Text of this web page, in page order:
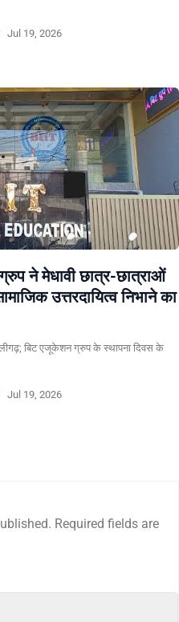
Jul 19, 2026
ने मेधावी छात्र-छात्राओं
उत्तरदायित्व निभाने का
बिट एजूकेशन ग्रुप के स्थापना दिवस के
Jul 19, 2026
Required fields are